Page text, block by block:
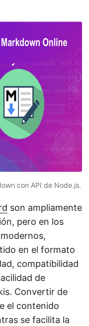
con API de Node.js.
son ampliamente
pero en los
en el formato
compatibilidad
de
Convertir de
el contenido
se facilita la